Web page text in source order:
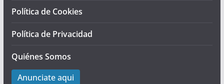
Política de Cookies
Política de Privacidad
Quiénes Somos
Anunciate aqui